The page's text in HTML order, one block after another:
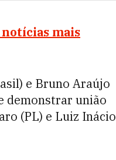
notícias mais
e Bruno Araújo
demonstrar união
(PL) e Luiz Inácio